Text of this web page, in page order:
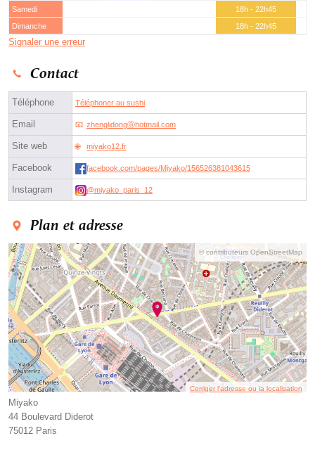
Samedi
18h - 22h45
Dimanche
18h - 22h45
Signaler une erreur
Contact
Téléphone Téléphoner au sushi
Email zhenglidongⓐhotmail.com
Site web miyako12.fr
Facebook facebook.com/pages/Miyako/156526381043615
Instagram @miyako_paris_12
Plan et adresse
© contributeurs OpenStreetMap
Corriger l’adresse ou la localisation
Miyako
44 Boulevard Diderot
75012 Paris